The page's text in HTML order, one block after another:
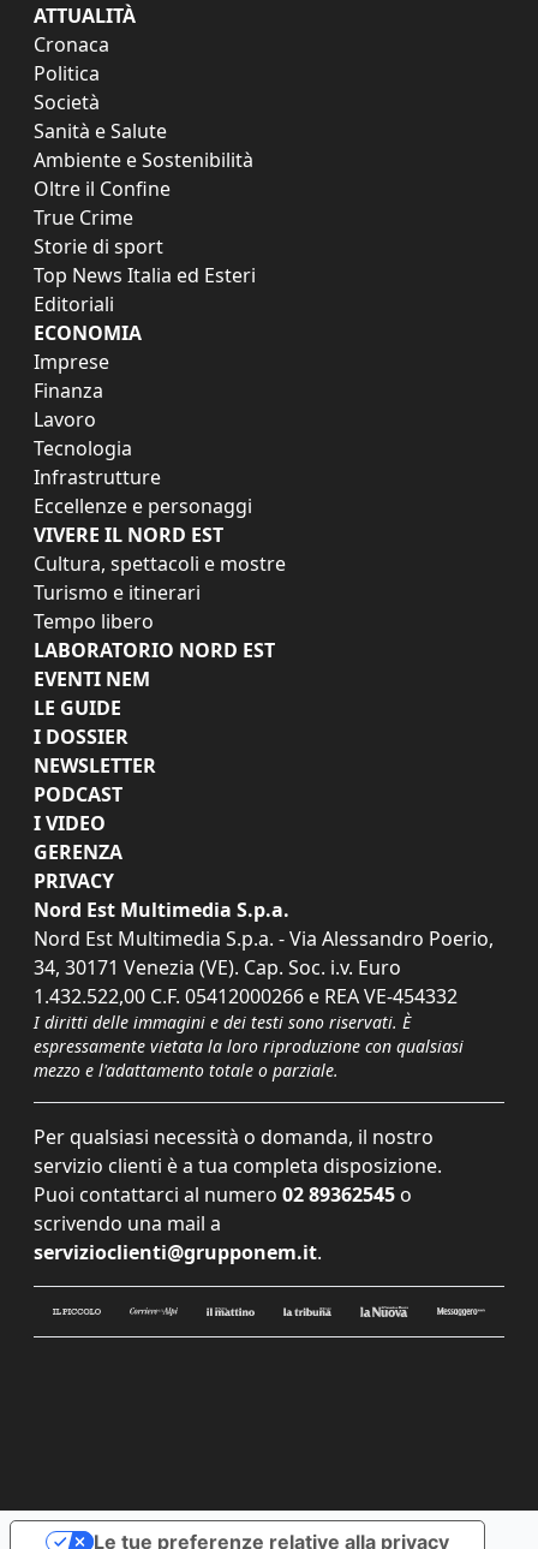
ATTUALITÀ
Cronaca
Politica
Società
Sanità e Salute
Ambiente e Sostenibilità
Oltre il Confine
True Crime
Storie di sport
Top News Italia ed Esteri
Editoriali
ECONOMIA
Imprese
Finanza
Lavoro
Tecnologia
Infrastrutture
Eccellenze e personaggi
VIVERE IL NORD EST
Cultura, spettacoli e mostre
Turismo e itinerari
Tempo libero
LABORATORIO NORD EST
EVENTI NEM
LE GUIDE
I DOSSIER
NEWSLETTER
PODCAST
I VIDEO
GERENZA
PRIVACY
Nord Est Multimedia S.p.a.
Nord Est Multimedia S.p.a. - Via Alessandro Poerio,
34, 30171 Venezia (VE). Cap. Soc. i.v. Euro
1.432.522,00 C.F. 05412000266 e REA VE-454332
I diritti delle immagini e dei testi sono riservati. È
espressamente vietata la loro riproduzione con qualsiasi
mezzo e l'adattamento totale o parziale.
Per qualsiasi necessità o domanda, il nostro
servizio clienti è a tua completa disposizione.
Puoi contattarci al numero 02 89362545 o
scrivendo una mail a
servizioclienti@grupponem.it.
Le tue preferenze relative alla privacy